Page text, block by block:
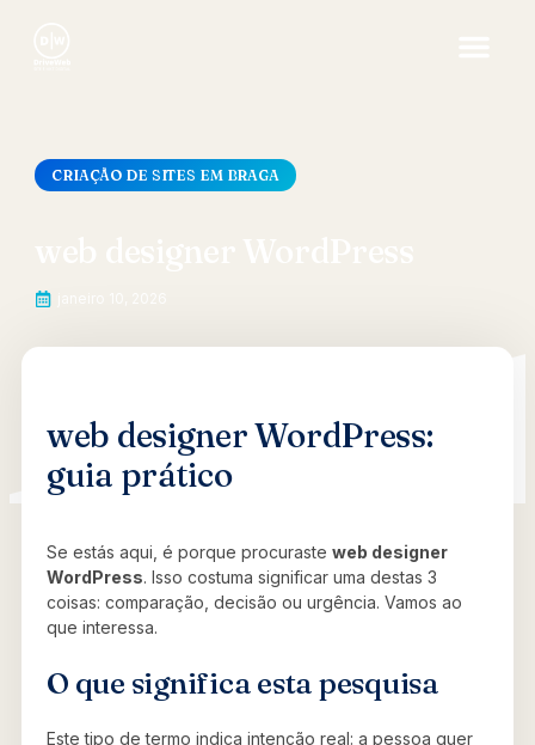
CRIAÇÃO DE SITES EM BRAGA
web designer WordPress:
guia prático
Se estás aqui, é porque procuraste web designer
WordPress. Isso costuma significar uma destas 3
coisas: comparação, decisão ou urgência. Vamos ao
que interessa.
O que significa esta pesquisa
Este tipo de termo indica intenção real: a pessoa quer